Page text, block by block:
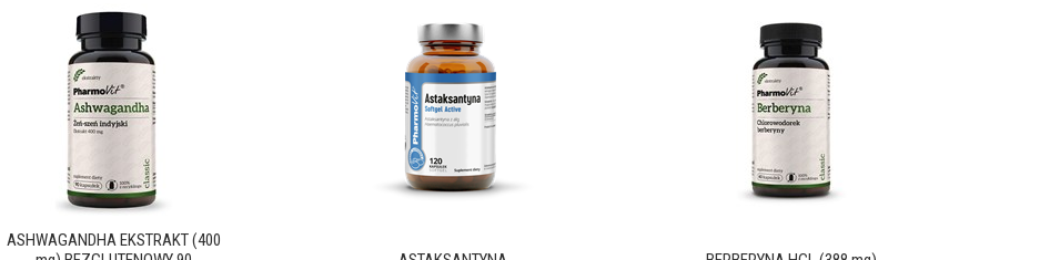
ASHWAGANDHA EKSTRAKT (400